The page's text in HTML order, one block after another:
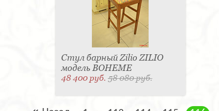
Стул барный Zilio ZILIO
модель BOHEME
48 400 руб.58 080 руб.